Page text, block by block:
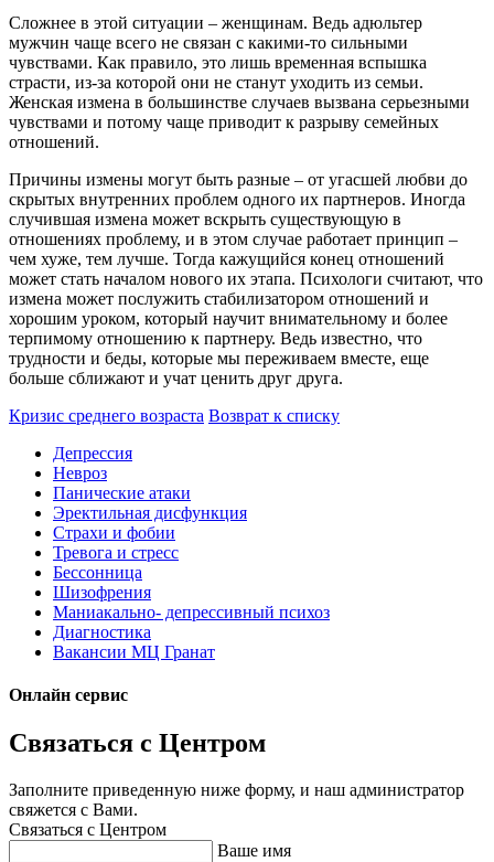
Сложнее в этой ситуации – женщинам. Ведь адюльтер
мужчин чаще всего не связан с какими-то сильными
чувствами. Как правило, это лишь временная вспышка
страсти, из-за которой они не станут уходить из семьи.
Женская измена в большинстве случаев вызвана серьезными
чувствами и потому чаще приводит к разрыву семейных
отношений.
Причины измены могут быть разные – от угасшей любви до
скрытых внутренних проблем одного их партнеров. Иногда
случившая измена может вскрыть существующую в
отношениях проблему, и в этом случае работает принцип –
чем хуже, тем лучше. Тогда кажущийся конец отношений
может стать началом нового их этапа. Психологи считают, что
измена может послужить стабилизатором отношений и
хорошим уроком, который научит внимательному и более
терпимому отношению к партнеру. Ведь известно, что
трудности и беды, которые мы переживаем вместе, еще
больше сближают и учат ценить друг друга.
Кризис среднего возраста Возврат к списку
Депрессия
Невроз
Панические атаки
Эректильная дисфункция
Страхи и фобии
Тревога и стресс
Бессонница
Шизофрения
Маниакально- депрессивный психоз
Диагностика
Вакансии МЦ Гранат
Онлайн сервис
Связаться с Центром
Заполните приведенную ниже форму, и наш администратор
свяжется с Вами.
Связаться с Центром
Ваше имя